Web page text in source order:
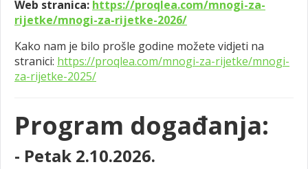
Web stranica: https://proqlea.com/mnogi-za-
rijetke/mnogi-za-rijetke-2026/
Kako nam je bilo prošle godine možete vidjeti na
stranici: https://proqlea.com/mnogi-za-rijetke/mnogi-
za-rijetke-2025/
Program događanja:
- Petak 2.10.2026.